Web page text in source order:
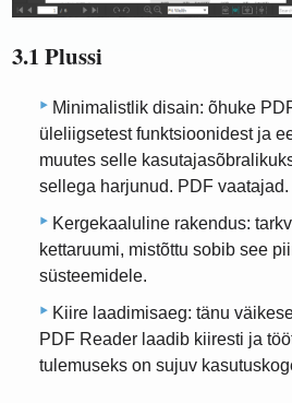
3.1 Plussi
Minimalistlik disain: õhuke
üleliigsetest funktsioonidest ja
muutes selle
sellega harjunud. PDF vaatajad.
Kergekaaluline rakendus:
kettaruumi, mistõttu sobib see
süsteemidele.
Kiire laadimisaeg: tänu
PDF Reader laadib kiiresti ja
tulemuseks on sujuv